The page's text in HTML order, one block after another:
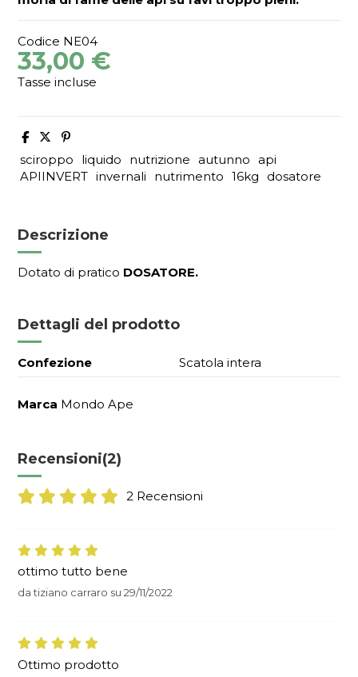
Codice NE04
33,00 €
Tasse incluse
sciroppo liquido nutrizione autunno
api
APIINVERT invernali nutrimento 16kg dosatore
Descrizione
Dotato di pratico DOSATORE.
Dettagli del prodotto
Confezione Scatola intera
Marca Mondo Ape
Recensioni(2)
2 Recensioni
ottimo tutto bene
datiziano carraro su29/11/2022
Ottimo prodotto